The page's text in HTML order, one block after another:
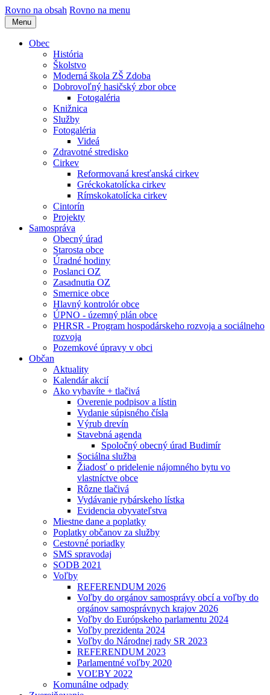
Rovno na obsah Rovno na menu
Menu
Obec
História
Školstvo
Moderná škola ZŠ Zdoba
Dobrovoľný hasičský zbor obce
Fotogaléria
Knižnica
Služby
Fotogaléria
Videá
Zdravotné stredisko
Cirkev
Reformovaná kresťanská cirkev
Gréckokatolícka cirkev
Rímskokatolícka cirkev
Cintorín
Projekty
Samospráva
Obecný úrad
Starosta obce
Úradné hodiny
Poslanci OZ
Zasadnutia OZ
Smernice obce
Hlavný kontrolór obce
ÚPNO - územný plán obce
PHRSR - Program hospodárskeho rozvoja a sociálneho
rozvoja
Pozemkové úpravy v obci
Občan
Aktuality
Kalendár akcií
Ako vybavíte + tlačivá
Overenie podpisov a lístin
Vydanie súpisného čísla
Výrub drevín
Stavebná agenda
Spoločný obecný úrad Budimír
Sociálna služba
Žiadosť o pridelenie nájomného bytu vo
vlastníctve obce
Rôzne tlačivá
Vydávanie rybárskeho lístka
Evidencia obyvateľstva
Miestne dane a poplatky
Poplatky občanov za služby
Cestovné poriadky
SMS spravodaj
SODB 2021
Voľby
REFERENDUM 2026
Voľby do orgánov samosprávy obcí a voľby do
orgánov samosprávnych krajov 2026
Voľby do Európskeho parlamentu 2024
Voľby prezidenta 2024
Voľby do Národnej rady SR 2023
REFERENDUM 2023
Parlamentné voľby 2020
VOĽBY 2022
Komunálne odpady